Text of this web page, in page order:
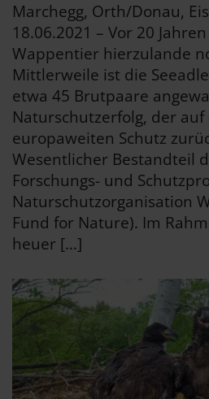
Marchegg, Orth/Donau,
18.06.2021 – Vor 20
Wappentier hierzulande
Mittlerweile ist die
etwa 45 Brutpaare
Naturschutzerfolg, der
europaweiten Schutz
Wesentlicher Bestandteil
Forschungs- und
Naturschutzorganisation
Fund for Nature). Im
heuer […]